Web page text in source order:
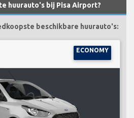
huurauto's bij Pisa Airport?
beschikbare huurauto's:
ECONOMY